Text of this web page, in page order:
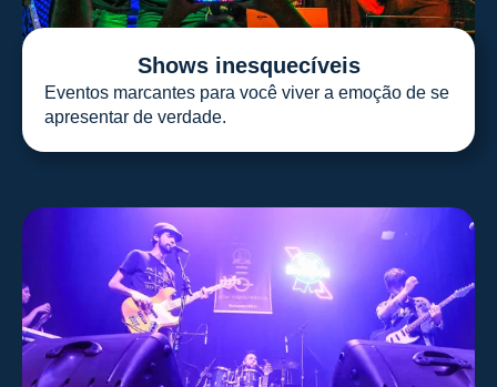
Shows inesquecíveis
Eventos marcantes para você viver a emoção de se
apresentar de verdade.